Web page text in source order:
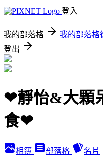
登入
我的部落格 我的部落格
登出
❤靜怡&大顆
食❤
相簿 部落格 名片